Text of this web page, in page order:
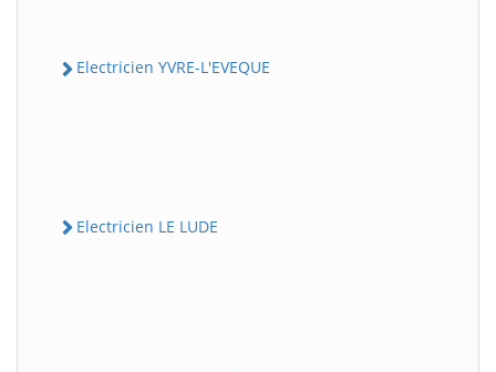
Electricien YVRE-L'EVEQUE
Electricien LE LUDE